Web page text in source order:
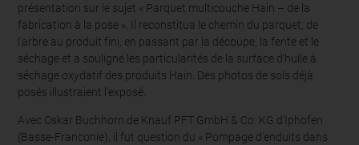
présentation sur le sujet « Parquet multicouche Hain – de la
fabrication à la pose ». Il reconstitua le chemin du parquet, de
l’arbre au produit fini, en passant par la découpe, la fente et le
séchage et a souligné les particularités de la surface d’huile à
séchage oxydatif des produits Hain. Des photos de sols déjà
posés illustraient l’exposé.
Avec Oskar Buchhorn de Knauf PFT GmbH & Co. KG d’Iphofen
(Basse-Franconie), il fut question du « Pompage d’enduits dans